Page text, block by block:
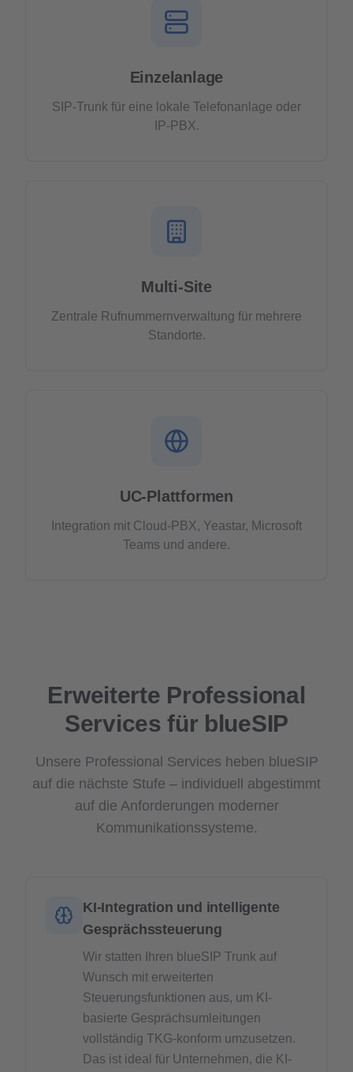
Einzelanlage
SIP-Trunk für eine lokale Telefonanlage oder
IP-PBX.
Multi-Site
Zentrale Rufnummernverwaltung für mehrere
Standorte.
UC-Plattformen
Integration mit Cloud-PBX, Yeastar, Microsoft
Teams und andere.
Erweiterte Professional
Services für blueSIP
Unsere Professional Services heben blueSIP
auf die nächste Stufe – individuell abgestimmt
auf die Anforderungen moderner
Kommunikationssysteme.
KI-Integration und intelligente
Gesprächssteuerung
Wir statten Ihren blueSIP Trunk auf
Wunsch mit erweiterten
Steuerungsfunktionen aus, um KI-
basierte Gesprächsumleitungen
vollständig TKG-konform umzusetzen.
Das ist ideal für Unternehmen, die KI-